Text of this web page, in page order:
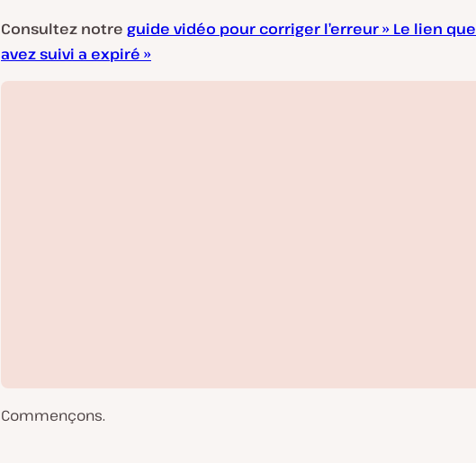
Consultez notre guide vidéo pour corriger l’erreur » Le lien
avez suivi a expiré »
Commençons.